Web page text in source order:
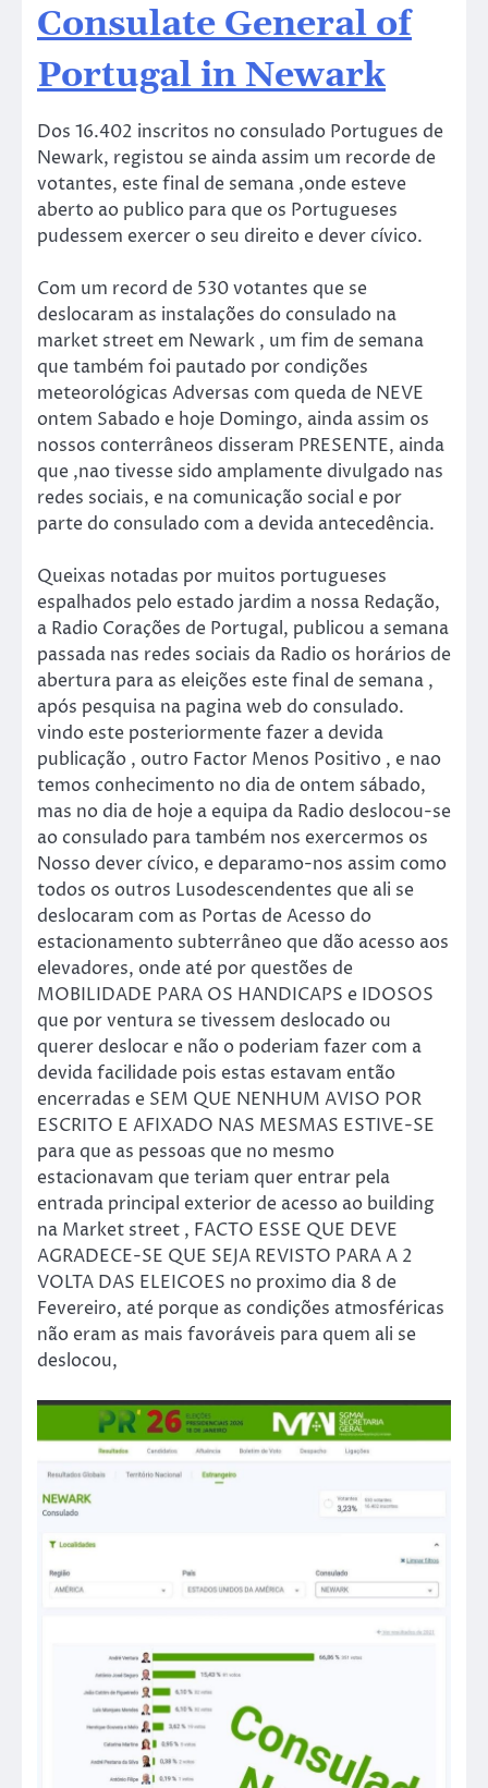
Consulate General of
Portugal in Newark
Dos 16.402 inscritos no consulado Portugues de
Newark, registou se ainda assim um recorde de
votantes, este final de semana ,onde esteve
aberto ao publico para que os Portugueses
pudessem exercer o seu direito e dever cívico.
Com um record de 530 votantes que se
deslocaram as instalações do consulado na
market street em Newark , um fim de semana
que também foi pautado por condições
meteorológicas Adversas com queda de NEVE
ontem Sabado e hoje Domingo, ainda assim os
nossos conterrâneos disseram PRESENTE, ainda
que ,nao tivesse sido amplamente divulgado nas
redes sociais, e na comunicação social e por
parte do consulado com a devida antecedência.
Queixas notadas por muitos portugueses
espalhados pelo estado jardim a nossa Redação,
a Radio Corações de Portugal, publicou a semana
passada nas redes sociais da Radio os horários de
abertura para as eleições este final de semana ,
após pesquisa na pagina web do consulado.
vindo este posteriormente fazer a devida
publicação , outro Factor Menos Positivo , e nao
temos conhecimento no dia de ontem sábado,
mas no dia de hoje a equipa da Radio deslocou-se
ao consulado para também nos exercermos os
Nosso dever cívico, e deparamo-nos assim como
todos os outros Lusodescendentes que ali se
deslocaram com as Portas de Acesso do
estacionamento subterrâneo que dão acesso aos
elevadores, onde até por questões de
MOBILIDADE PARA OS HANDICAPS e IDOSOS
que por ventura se tivessem deslocado ou
querer deslocar e não o poderiam fazer com a
devida facilidade pois estas estavam então
encerradas e SEM QUE NENHUM AVISO POR
ESCRITO E AFIXADO NAS MESMAS ESTIVE-SE
para que as pessoas que no mesmo
estacionavam que teriam quer entrar pela
entrada principal exterior de acesso ao building
na Market street , FACTO ESSE QUE DEVE
AGRADECE-SE QUE SEJA REVISTO PARA A 2
VOLTA DAS ELEICOES no proximo dia 8 de
Fevereiro, até porque as condições atmosféricas
não eram as mais favoráveis para quem ali se
deslocou,